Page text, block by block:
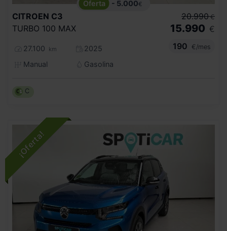
- 5.000€
CITROEN C3
TURBO 100 MAX
27.100 km
2025
Manual
Gasolina
20.990 €
15.990 €
190
€/mes
C